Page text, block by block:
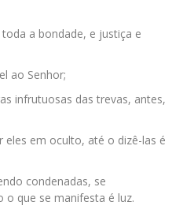
a bondade, e justiça e
ao Senhor;
infrutuosas das trevas, antes,
eles em oculto, até o dizê-las é
condenadas, se
o que se manifesta é luz.